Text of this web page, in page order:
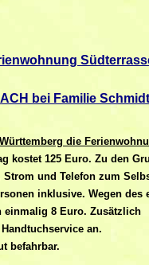
bei Familie Schmidt
die
kostet 125 Euro. Zu den
und Telefon zum
inklusive. Wegen des
einmalig 8 Euro. Zusätzlich
an.
befahrbar.